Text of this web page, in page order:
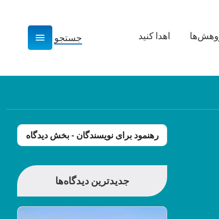
اهدا کنید جستجو Show navigation
رهنمود برای نویسندگان - بخش دیدگاه
جدیدترین دیدگاه‌ها